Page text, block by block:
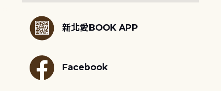
新北愛BOOK APP
Facebook